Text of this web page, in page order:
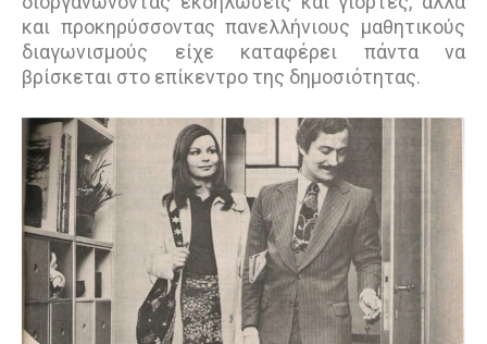
και προκηρύσσοντας πανελλήνιους μαθητικούς
διαγωνισμούς είχε καταφέρει πάντα να
βρίσκεται στο επίκεντρο της δημοσιότητας.